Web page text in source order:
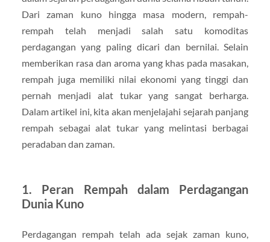
Dari zaman kuno hingga masa modern, rempah-
rempah telah menjadi salah satu komoditas
perdagangan yang paling dicari dan bernilai. Selain
memberikan rasa dan aroma yang khas pada masakan,
rempah juga memiliki nilai ekonomi yang tinggi dan
pernah menjadi alat tukar yang sangat berharga.
Dalam artikel ini, kita akan menjelajahi sejarah panjang
rempah sebagai alat tukar yang melintasi berbagai
peradaban dan zaman.
1. Peran Rempah dalam Perdagangan
Dunia Kuno
Perdagangan rempah telah ada sejak zaman kuno,